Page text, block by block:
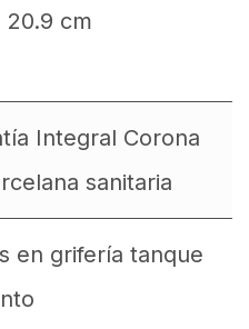
20.9 cm
Integral Corona
sanitaria
en grifería tanque